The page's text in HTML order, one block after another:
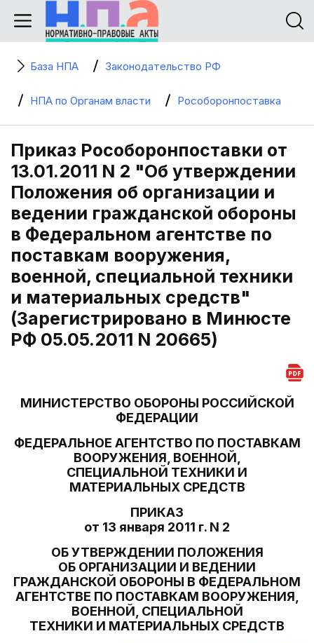
База НПА Законодательство РФ
НПА по Органам власти Рособоронпоставка
Приказ Рособоронпоставки от
13.01.2011 N 2 "Об утверждении
Положения об организации и
ведении гражданской обороны
в Федеральном агентстве по
поставкам вооружения,
военной, специальной техники
и материальных средств"
(Зарегистрировано в Минюсте
РФ 05.05.2011 N 20665)
МИНИСТЕРСТВО ОБОРОНЫ РОССИЙСКОЙ
ФЕДЕРАЦИИ
ФЕДЕРАЛЬНОЕ АГЕНТСТВО ПО ПОСТАВКАМ
ВООРУЖЕНИЯ, ВОЕННОЙ,
СПЕЦИАЛЬНОЙ ТЕХНИКИ И
МАТЕРИАЛЬНЫХ СРЕДСТВ
ПРИКАЗ
от 13 января 2011 г. N 2
ОБ УТВЕРЖДЕНИИ ПОЛОЖЕНИЯ
ОБ ОРГАНИЗАЦИИ И ВЕДЕНИИ
ГРАЖДАНСКОЙ ОБОРОНЫ В ФЕДЕРАЛЬНОМ
АГЕНТСТВЕ ПО ПОСТАВКАМ ВООРУЖЕНИЯ,
ВОЕННОЙ, СПЕЦИАЛЬНОЙ
ТЕХНИКИ И МАТЕРИАЛЬНЫХ СРЕДСТВ